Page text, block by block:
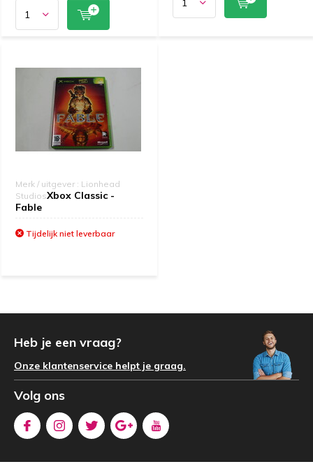
Merk / uitgever : Lionhead
StudiosXbox Classic -
Fable
Tijdelijk niet leverbaar
Heb je een vraag?
Onze klantenservice helpt je graag.
Volg ons